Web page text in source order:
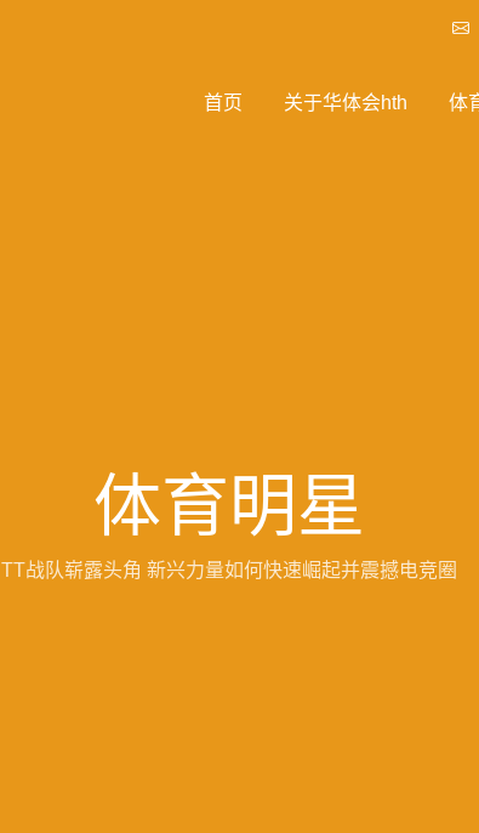
首页 关于华体会hth 体
体育明星
TT战队崭露头角 新兴力量如何快速崛起并震撼电竞圈